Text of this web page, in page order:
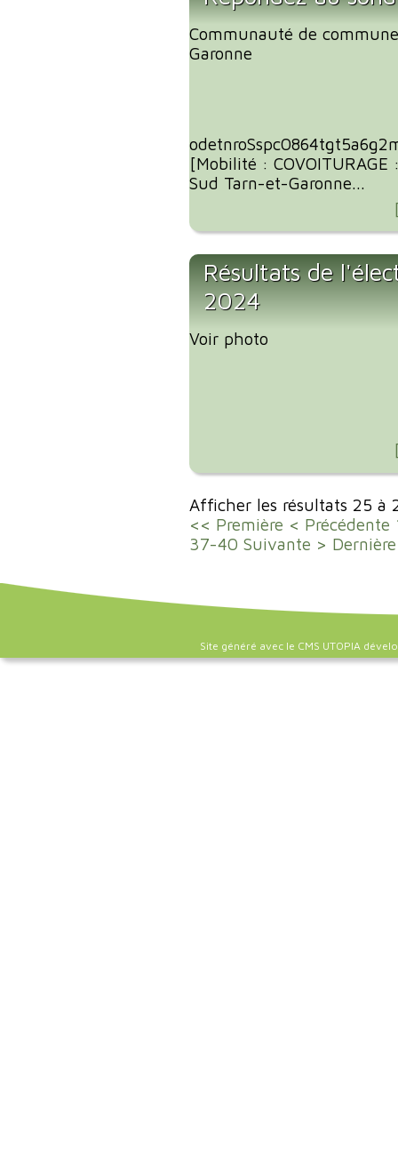
Communauté de
Garonne
[Mobilité : COVOITURAGE
Sud Tarn-et-Garonne...
Résultats de
2024
Voir photo
Afficher les résultats 25 à
<< Première < Précédente
37-40 Suivante >
Site généré avec le CMS UTOPIA